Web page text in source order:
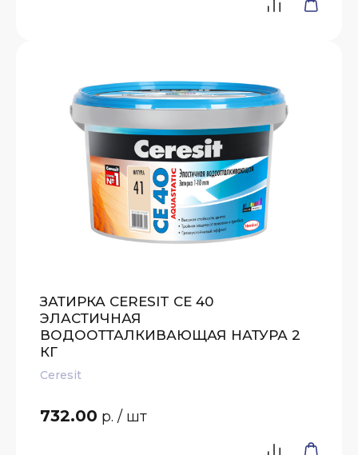
ЗАТИРКА CERESIT CE 40
ЭЛАСТИЧНАЯ
ВОДООТТАЛКИВАЮЩАЯ НАТУРА 2
КГ
Ceresit
732.00 р. / шт